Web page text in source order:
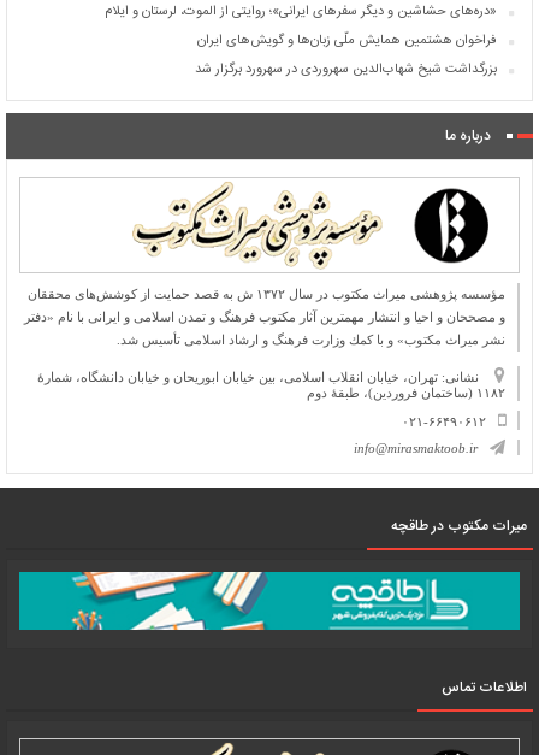
«دره‌های حشاشین و دیگر سفرهای ایرانی»؛ روایتی از الموت، لرستان و ایلام
فراخوان هشتمین همایش ملّی زبان‌ها و گویش‌های ایران
بزرگداشت شیخ شهاب‌الدین سهروردی در سهرورد برگزار شد
درباره ما
مؤسسه پژوهشی میراث مكتوب در سال ۱۳۷۲ ش به قصد حمایت از كوشش‌های محققان
و مصححان و احیا و انتشار مهمترین آثار مكتوب فرهنگ و تمدن اسلامی و ایرانی با نام «دفتر
نشر میراث مكتوب» و با كمك وزارت فرهنگ و ارشاد اسلامی تأسیس شد.
نشانی: تهران، خیابان انقلاب اسلامی، بین خیابان ابوریحان و خیابان دانشگاه، شمارۀ
۱۱۸۲ (ساختمان فروردین)، طبقۀ دوم
۰۲۱-۶۶۴۹۰۶۱۲
info@mirasmaktoob.ir
میرات مکتوب در طاقچه
اطلاعات تماس